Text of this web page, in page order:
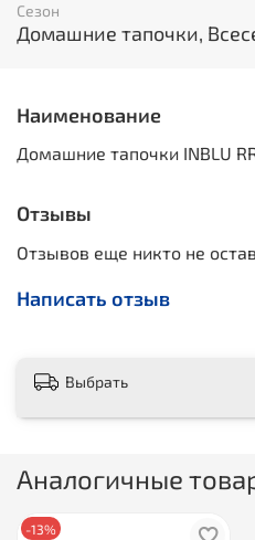
Сезон
Домашние тапочки,
Наименование
Домашние тапочки INBLU
Отзывы
Отзывов еще никто не
Написать отзыв
Выбрать
Аналогичные
-13%